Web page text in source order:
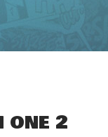
ONE 2